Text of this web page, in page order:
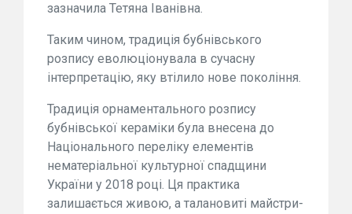
зазначила Тетяна Іванівна.
Таким чином, традиція бубнівського
розпису еволюціонувала в сучасну
інтерпретацію, яку втілило нове покоління.
Традиція орнаментального розпису
бубнівської кераміки була внесена до
Національного переліку елементів
нематеріальної культурної спадщини
України у 2018 році. Ця практика
залишається живою, а талановиті майстри-